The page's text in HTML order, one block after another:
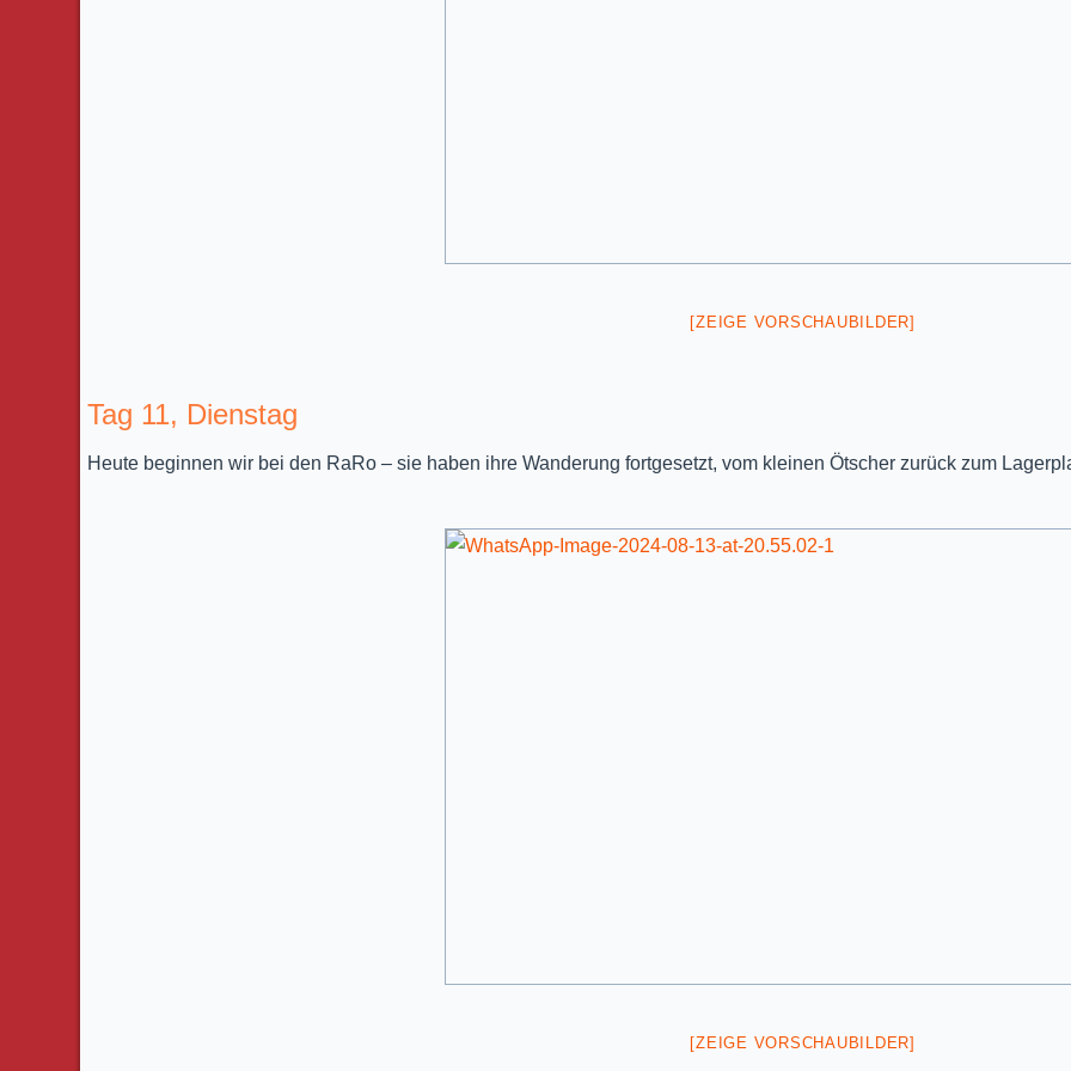
[ZEIGE VORSCHAUBILDER]
Tag 11, Dienstag
Heute beginnen wir bei den RaRo – sie haben ihre Wanderung fortgesetzt, vom kleinen Ötscher zurück zum
[ZEIGE VORSCHAUBILDER]